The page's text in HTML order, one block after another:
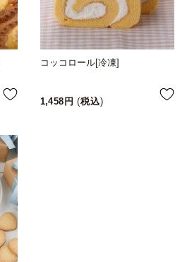
コッコロール[冷凍]
1,458 税込